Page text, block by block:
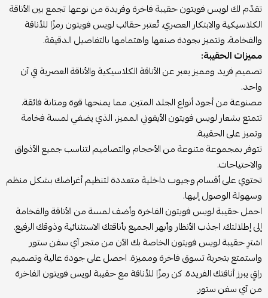
تقدّم لك لويس فويتون حقيبة فاخرة وفريدة من نوعها تجمع بين الأناقة
الكلاسيكية والابتكار العصري. تُعتبر حقائب لويس فويتون رمزًا للأناقة
والفخامة، وتتميز بجودة صنعها واهتمامها بالتفاصيل الدقيقة.
مميزات الحقيبة:
تصميم فريد ومميز يعبر عن الأناقة الكلاسيكية والأناقة العصرية في آن
واحد.
مصنوعة من أجود أنواع الجلد المتين، مما يمنحها قوة ومتانة فائقة.
تتمتع بشعار لويس فويتون الأيقوني المميز، الذي يضفي لمسة فخامة
وتميز على الحقيبة.
تتوفر بمجموعة متنوعة من الأحجام والتصاميم لتناسب جميع الأذواق
والاحتياجات.
تحتوي على أقسام وجيوب داخلية متعددة لتنظيم أغراضك بشكل منظم
وسهولة الوصول إليها.
احمل حقيبة لويس فويتون الفاخرة وأضف لمسة من الأناقة والفخامة
إلى إطلالتك. اجذب الأنظار وأبهر الجميع بأناقتك الاستثنائية وذوقك الرفيع.
اشترِ حقيبة لويس فويتون الخاصة بك الآن من متجر آي سفن ستور
واستمتع بتجربة تسوق فاخرة ومميزة. احصل على جودة عالية وتصميم
راقٍ يبرز أناقتك الفريدة. كن رمزًا للأناقة مع حقيبة لويس فويتون الفاخرة
من آي سفن ستور.